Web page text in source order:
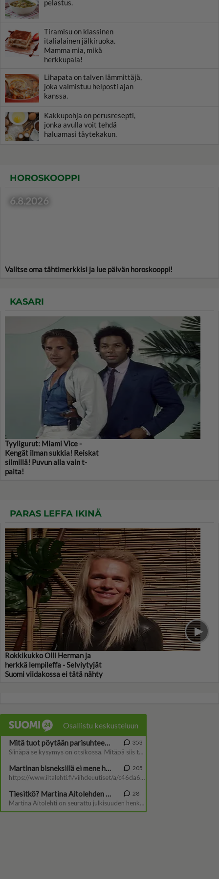
pelastus.
Tiramisu on klassinen
italialainen jälkiruoka.
Mamma mia, mikä
herkkupala!
Lihapata on talven lämmittäjä,
joka valmistuu helposti ajan
kanssa.
Kakkupohja on perusresepti,
jonka avulla voit tehdä
haluamasi täytekakun.
HOROSKOOPPI
6.8.2026
Valitse oma tähtimerkkisi ja lue päivän horoskooppi!
KASARI
Tyyligurut: Miami Vice -
Kengät ilman sukkia! Reiskat
silmillä! Puvun alla vain t-
paita!
PARAS LEFFA IKINÄ
Rokkikukko Olli Herman ja
herkkä lempileffa - Selviytyjät
Suomi viidakossa ei tätä nähty